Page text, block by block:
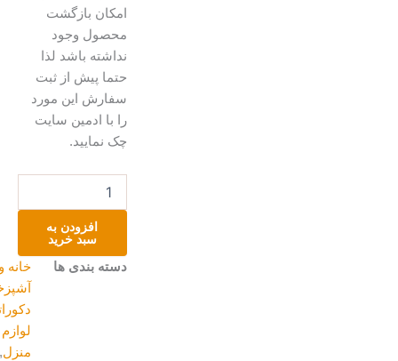
امکان بازگشت
محصول وجود
نداشته باشد لذا
حتما پیش از ثبت
سفارش این مورد
را با ادمین سایت
چک نمایید.
دست‌ساز
افزودن به
سبد خرید
دسته بندی ها
خانه و
آشپزخانه ,
دکوراتیو و
لوازم
منزل,